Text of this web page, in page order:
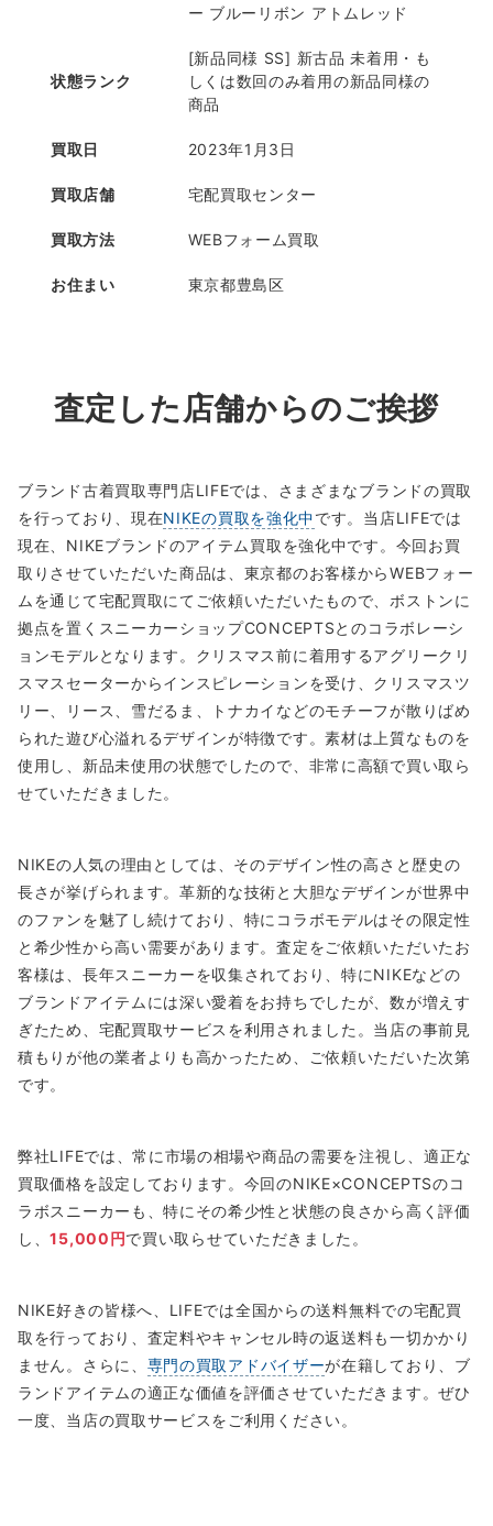
ー ブルーリボン アトムレッド
状態ランク
[新品同様 SS] 新古品 未着用・も
しくは数回のみ着用の新品同様の
商品
買取日 2023年1月3日
買取店舗 宅配買取センター
買取方法 WEBフォーム買取
お住まい 東京都豊島区
査定した店舗からのご挨拶
ブランド古着買取専門店LIFEでは、さまざまなブランドの買取
を行っており、現在NIKEの買取を強化中です。当店LIFEでは
現在、NIKEブランドのアイテム買取を強化中です。今回お買
取りさせていただいた商品は、東京都のお客様からWEBフォー
ムを通じて宅配買取にてご依頼いただいたもので、ボストンに
拠点を置くスニーカーショップCONCEPTSとのコラボレーシ
ョンモデルとなります。クリスマス前に着用するアグリークリ
スマスセーターからインスピレーションを受け、クリスマスツ
リー、リース、雪だるま、トナカイなどのモチーフが散りばめ
られた遊び心溢れるデザインが特徴です。素材は上質なものを
使用し、新品未使用の状態でしたので、非常に高額で買い取ら
せていただきました。
NIKEの人気の理由としては、そのデザイン性の高さと歴史の
長さが挙げられます。革新的な技術と大胆なデザインが世界中
のファンを魅了し続けており、特にコラボモデルはその限定性
と希少性から高い需要があります。査定をご依頼いただいたお
客様は、長年スニーカーを収集されており、特にNIKEなどの
ブランドアイテムには深い愛着をお持ちでしたが、数が増えす
ぎたため、宅配買取サービスを利用されました。当店の事前見
積もりが他の業者よりも高かったため、ご依頼いただいた次第
です。
弊社LIFEでは、常に市場の相場や商品の需要を注視し、適正な
買取価格を設定しております。今回のNIKE×CONCEPTSのコ
ラボスニーカーも、特にその希少性と状態の良さから高く評価
し、15,000円で買い取らせていただきました。
NIKE好きの皆様へ、LIFEでは全国からの送料無料での宅配買
取を行っており、査定料やキャンセル時の返送料も一切かかり
ません。さらに、 専門の買取アドバイザーが在籍しており、ブ
ランドアイテムの適正な価値を評価させていただきます。ぜひ
一度、当店の買取サービスをご利用ください。